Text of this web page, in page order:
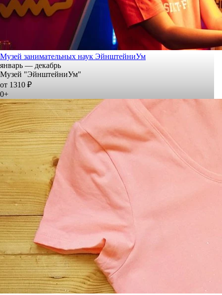
Музей занимательных наук ЭйнштейниУм
январь — декабрь
Музей "ЭйнштейниУм"
от 1310 ₽
0+